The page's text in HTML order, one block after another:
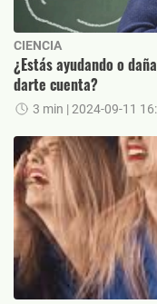
CIENCIA
¿Estás ayudando o
darte cuenta?
3 min | 2024-09-11